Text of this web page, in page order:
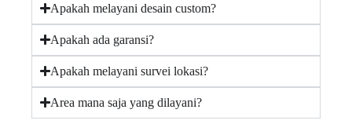
Apakah melayani desain custom?
Apakah ada garansi?
Apakah melayani survei lokasi?
Area mana saja yang dilayani?